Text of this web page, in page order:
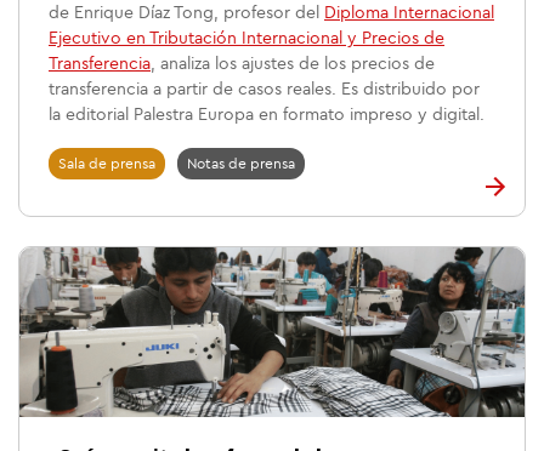
de Enrique Díaz Tong, profesor del
Diploma Internacional
Ejecutivo en Tributación Internacional y Precios de
Transferencia, analiza los ajustes de los precios de
transferencia a partir de casos reales. Es distribuido por
la editorial Palestra Europa en formato impreso y digital.
Sala de prensa Notas de prensa